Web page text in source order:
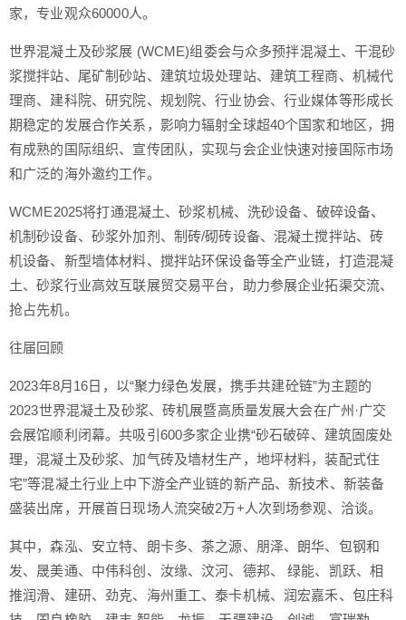
家，专业观众60000人。
世界混凝土及砂浆展 (WCME)组委会与众多预拌混凝土、干混砂
浆搅拌站、尾矿制砂站、建筑垃圾处理站、建筑工程商、机械代
理商、建科院、研究院、规划院、行业协会、行业媒体等形成长
期稳定的发展合作关系，影响力辐射全球超40个国家和地区，拥
有成熟的国际组织、宣传团队，实现与会企业快速对接国际市场
和广泛的海外邀约工作。
WCME2025将打通混凝土、砂浆机械、洗砂设备、破碎设备、
机制砂设备、砂浆外加剂、制砖/砌砖设备、混凝土搅拌站、砖
机设备、新型墙体材料、搅拌站环保设备等全产业链，打造混凝
土、砂浆行业高效互联展贸交易平台，助力参展企业拓渠交流、
抢占先机。
往届回顾
2023年8月16日，以“聚力绿色发展，携手共建砼链”为主题的
2023世界混凝土及砂浆、砖机展暨高质量发展大会在广州·广交
会展馆顺利闭幕。共吸引600多家企业携“砂石破碎、建筑固废处
理，混凝土及砂浆、加气砖及墙材生产，地坪材料，装配式住
宅”等混凝土行业上中下游全产业链的新产品、新技术、新装备
盛装出席，开展首日现场人流突破2万+人次到场参观、洽谈。
其中，森泓、安立特、朗卡多、茶之源、朋泽、朗华、包钢和
发、晟美通、中伟科创、汝缘、汶河、德邦、 绿能、凯跃、相
推润滑、建研、劲克、海州重工、泰卡机械、润宏嘉禾、包庄科